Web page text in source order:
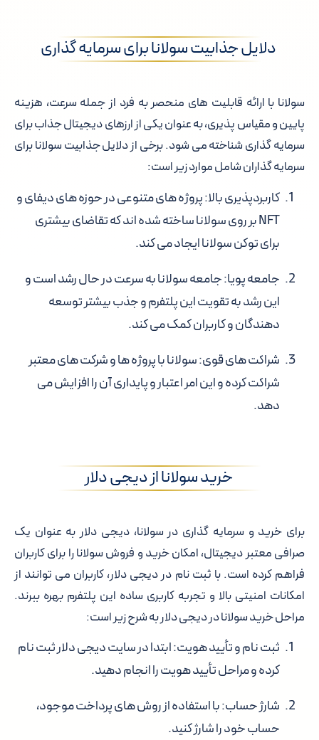
دلایل جذابیت سولانا برای سرمایه گذاری
سولانا با ارائه قابلیت های منحصر به فرد از جمله سرعت، هزینه
پایین و مقیاس پذیری، به عنوان یکی از ارزهای دیجیتال جذاب برای
سرمایه گذاری شناخته می شود. برخی از دلایل جذابیت سولانا برای
سرمایه گذاران شامل موارد زیر است:
کاربردپذیری بالا: پروژه های متنوعی در حوزه های دیفای و
NFT بر روی سولانا ساخته شده اند که تقاضای بیشتری
برای توکن سولانا ایجاد می کند.
جامعه پویا: جامعه سولانا به سرعت در حال رشد است و
این رشد به تقویت این پلتفرم و جذب بیشتر توسعه
دهندگان و کاربران کمک می کند.
شراکت های قوی: سولانا با پروژه ها و شرکت های معتبر
شراکت کرده و این امر اعتبار و پایداری آن را افزایش می
دهد.
خرید سولانا از دیجی دلار
برای خرید و سرمایه گذاری در سولانا، دیجی دلار به عنوان یک
صرافی معتبر دیجیتال، امکان خرید و فروش سولانا را برای کاربران
فراهم کرده است. با ثبت نام در دیجی دلار، کاربران می توانند از
امکانات امنیتی بالا و تجربه کاربری ساده این پلتفرم بهره ببرند.
مراحل خرید سولانا در دیجی دلار به شرح زیر است:
ثبت نام و تأیید هویت: ابتدا در سایت دیجی دلار ثبت نام
کرده و مراحل تأیید هویت را انجام دهید.
شارژ حساب: با استفاده از روش های پرداخت موجود،
حساب خود را شارژ کنید.